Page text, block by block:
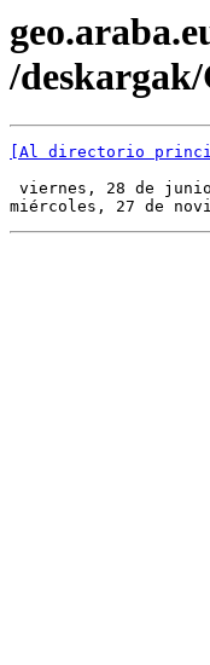
/deskargak/
[Al directorio
viernes, 28 de
miércoles, 27 de